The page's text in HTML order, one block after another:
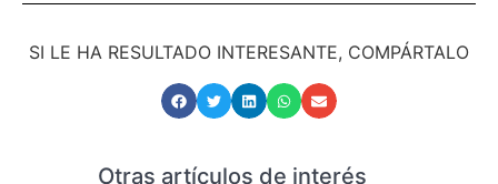
SI LE HA RESULTADO INTERESANTE, COMPÁRTALO
Otras artículos de interés